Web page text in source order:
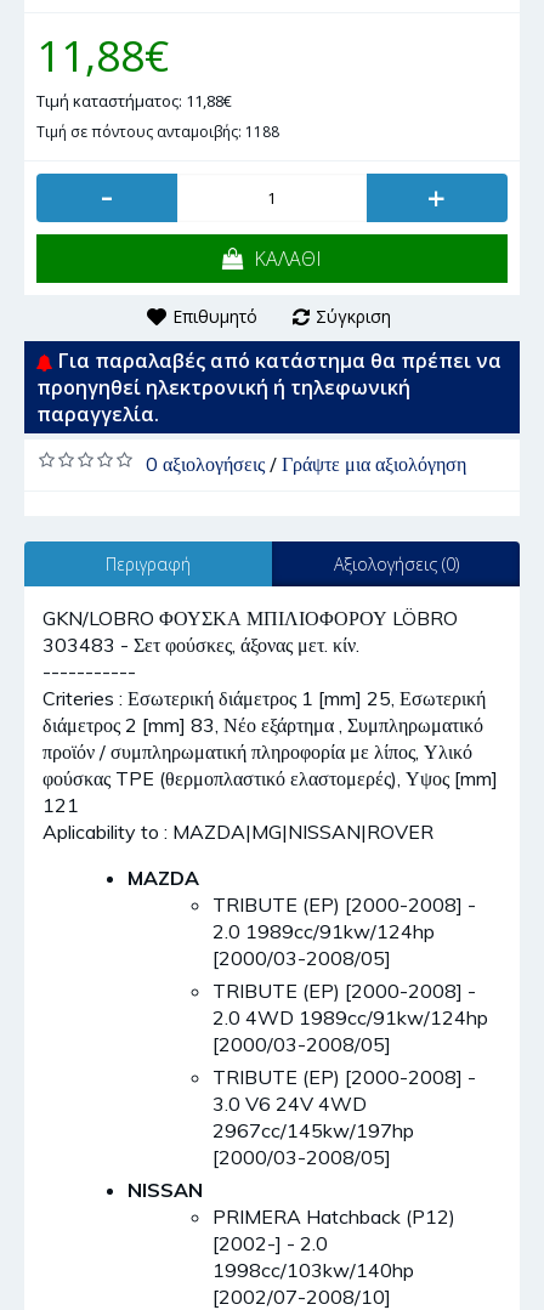
11,88€
Τιμή καταστήματος: 11,88€
Τιμή σε πόντους ανταμοιβής: 1188
- +
ΚΑΛΑΘΙ
Επιθυμητό Σύγκριση
Για παραλαβές από κατάστημα θα πρέπει να
προηγηθεί ηλεκτρονική ή τηλεφωνική
παραγγελία.
0 αξιολογήσεις/ Γράψτε μια αξιολόγηση
Περιγραφή Αξιολογήσεις (0)
GKN/LOBRO ΦΟΥΣΚΑ ΜΠΙΛΙΟΦΟΡΟΥ LÖBRO
303483 - Σετ φούσκες, άξονας μετ. κίν.
-----------
Criteries : Εσωτερική διάμετρος 1 [mm] 25, Εσωτερική
διάμετρος 2 [mm] 83, Νέο εξάρτημα , Συμπληρωματικό
προϊόν / συμπληρωματική πληροφορία με λίπος, Υλικό
φούσκας TPE (θερμοπλαστικό ελαστομερές), Υψος [mm]
121
Aplicability to : MAZDA|MG|NISSAN|ROVER
MAZDA
TRIBUTE (EP) [2000-2008] -
2.0 1989cc/91kw/124hp
[2000/03-2008/05]
TRIBUTE (EP) [2000-2008] -
2.0 4WD 1989cc/91kw/124hp
[2000/03-2008/05]
TRIBUTE (EP) [2000-2008] -
3.0 V6 24V 4WD
2967cc/145kw/197hp
[2000/03-2008/05]
NISSAN
PRIMERA Hatchback (P12)
[2002-] - 2.0
1998cc/103kw/140hp
[2002/07-2008/10]